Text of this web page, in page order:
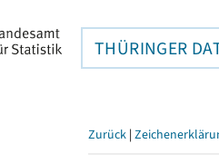
THÜRINGER
Zurück |